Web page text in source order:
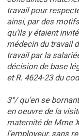
travail pour
ainsi, par des
qu’ils y étaient
médecin du travail
travail par la
décision de base
et R. 4624-23 du
3°/ qu’en se
en oeuvre de la
maternité de Mme
l’employeur, sans